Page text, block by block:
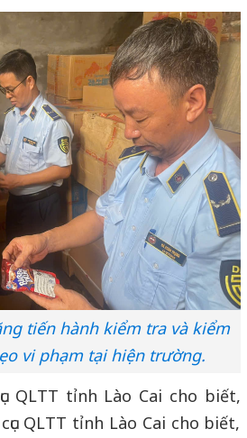
tiến hành kiểm tra và kiểm
vi phạm tại hiện trường.
QLTT tỉnh Lào Cai cho biết,
QLTT tỉnh Lào Cai cho biết,